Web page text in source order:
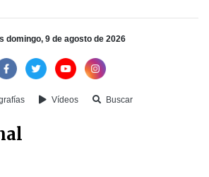
domingo, 9 de agosto de 2026
Vídeos Buscar